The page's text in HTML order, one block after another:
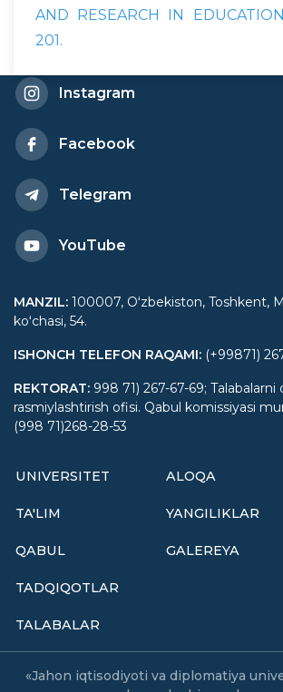
AND RESEARCH IN
201.
Instagram
Facebook
Telegram
YouTube
MANZIL: 100007, Oʻzbekiston, Toshkent,
koʻchasi, 54.
ISHONCH TELEFON RAQAMI: (+99871)
REKTORAT: 998 71) 267-67-69; Talabalarni
rasmiylashtirish ofisi. Qabul komissiyasi
(998 71)268-28-53
UNIVERSITET
TA'LIM
QABUL
TADQIQOTLAR
TALABALAR
ALOQA
YANGILIKLAR
GALEREYA
«Jahon iqtisodiyoti va diplomatiya